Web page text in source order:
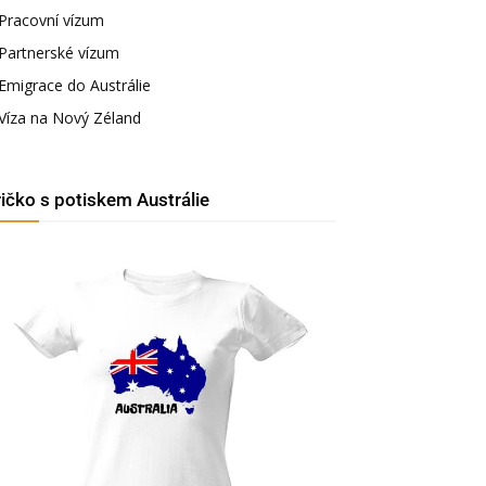
Pracovní vízum
Partnerské vízum
Emigrace do Austrálie
na Nový Zéland
s potiskem Austrálie